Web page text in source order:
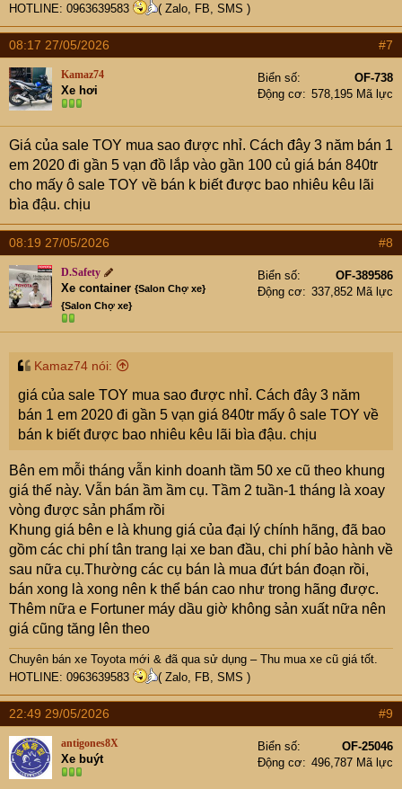
HOTLINE: 0963639583
( Zalo, FB, SMS )
08:17 27/05/2026 #7
Kamaz74
Xe hơi
Biển số
OF-738
Động cơ
578,195 Mã lực
Giá của sale TOY mua sao được nhỉ. Cách đây 3 năm bán 1
em 2020 đi gần 5 vạn đồ lắp vào gần 100 củ giá bán 840tr
cho mấy ô sale TOY về bán k biết được bao nhiêu kêu lãi
bìa đậu. chịu
08:19 27/05/2026 #8
D.Safety
Xe container {Salon Chợ xe}
{Salon Chợ xe}
Biển số
OF-389586
Động cơ
337,852 Mã lực
Kamaz74 nói:
giá của sale TOY mua sao được nhỉ. Cách đây 3 năm
bán 1 em 2020 đi gần 5 vạn giá 840tr mấy ô sale TOY về
bán k biết được bao nhiêu kêu lãi bìa đậu. chịu
Bên em mỗi tháng vẫn kinh doanh tầm 50 xe cũ theo khung
giá thế này. Vẫn bán ầm ầm cụ. Tầm 2 tuần-1 tháng là xoay
vòng được sản phẩm rồi
Khung giá bên e là khung giá của đại lý chính hãng, đã bao
gồm các chi phí tân trang lại xe ban đầu, chi phí bảo hành về
sau nữa cụ.Thường các cụ bán là mua đứt bán đoạn rồi,
bán xong là xong nên k thể bán cao như trong hãng được.
Thêm nữa e Fortuner máy dầu giờ không sản xuất nữa nên
giá cũng tăng lên theo
Chuyên bán xe Toyota mới & đã qua sử dụng – Thu mua xe cũ giá tốt.
HOTLINE: 0963639583
( Zalo, FB, SMS )
22:49 29/05/2026 #9
antigones8X
Xe buýt
Biển số
OF-25046
Động cơ
496,787 Mã lực